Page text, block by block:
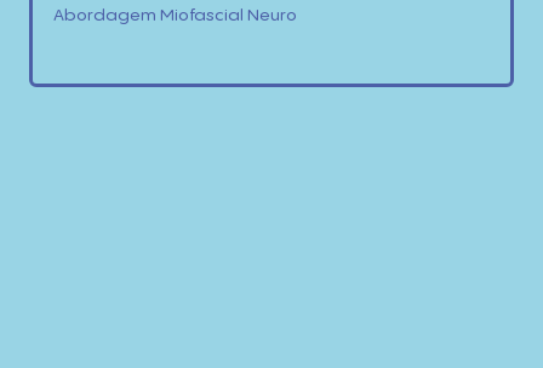
Abordagem Miofascial Neuro